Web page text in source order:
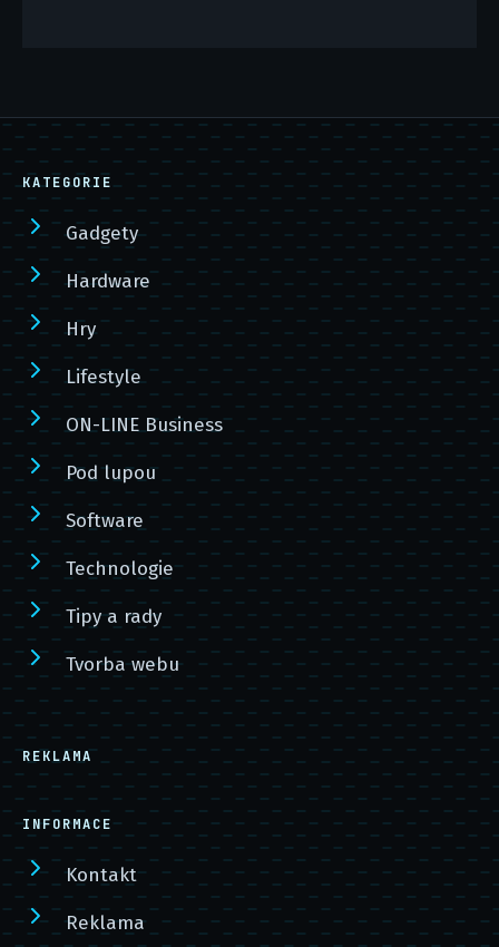
KATEGORIE
Gadgety
Hardware
Hry
Lifestyle
ON-LINE Business
Pod lupou
Software
Technologie
Tipy a rady
Tvorba webu
REKLAMA
INFORMACE
Kontakt
Reklama